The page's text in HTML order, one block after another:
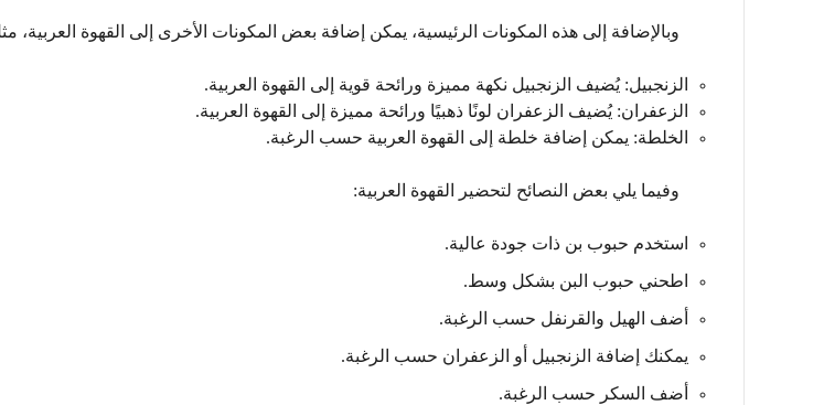
وبالإضافة إلى هذه المكونات الرئيسية، يمكن إضافة بعض المكونات الأخرى إلى القهوة العربية،
الزنجبيل: يُضيف الزنجبيل نكهة مميزة ورائحة قوية إلى القهوة العربية.
الزعفران: يُضيف الزعفران لونًا ذهبيًا ورائحة مميزة إلى القهوة العربية.
الخلطة: يمكن إضافة خلطة إلى القهوة العربية حسب الرغبة.
وفيما يلي بعض النصائح لتحضير القهوة العربية:
استخدم حبوب بن ذات جودة عالية.
اطحني حبوب البن بشكل وسط.
أضف الهيل والقرنفل حسب الرغبة.
يمكنك إضافة الزنجبيل أو الزعفران حسب الرغبة.
أضف السكر حسب الرغبة.